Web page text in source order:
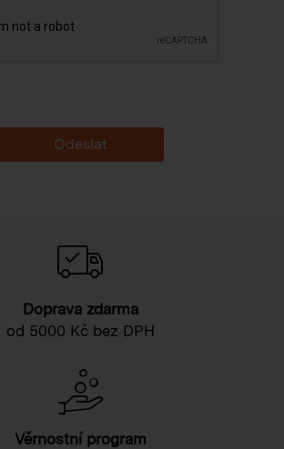
Doprava zdarma
od 5000 Kč bez DPH
Věrnostní program